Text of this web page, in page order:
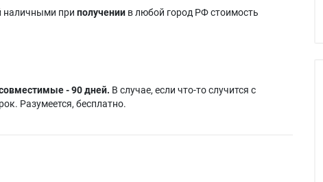
наличными при получении в любой город РФ стоимость
- 90 дней. В случае, если что-то случится с
Разумеется, бесплатно.